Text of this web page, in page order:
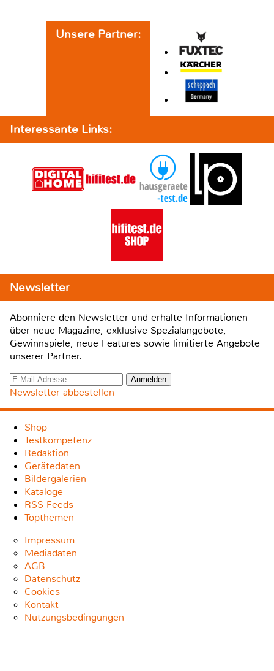
Unsere Partner:
Interessante Links:
Newsletter
Abonniere den Newsletter und erhalte Informationen
über neue Magazine, exklusive Spezialangebote,
Gewinnspiele, neue Features sowie limitierte Angebote
unserer Partner.
Newsletter abbestellen
Shop
Testkompetenz
Redaktion
Gerätedaten
Bildergalerien
Kataloge
RSS-Feeds
Topthemen
Impressum
Mediadaten
AGB
Datenschutz
Cookies
Kontakt
Nutzungsbedingungen